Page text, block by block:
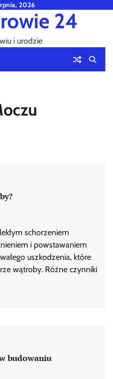
2026
24
i urodzie
schorzeniem
i powstawaniem
uszkodzenia, które
wątroby. Różne czynniki
budowaniu